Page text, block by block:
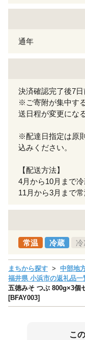
通年
決済確認完了後7日
※ご寄附が集中す
送日程が変更にな
※配達日指定は原
込みください。
【配送方法】
4月から10月まで
11月から3月まで
常温 冷蔵 冷
まちから探す 中部地
福井県 小浜市の返礼品一
五徳みそ つぶ 800g×3
[BFAY003]
こ